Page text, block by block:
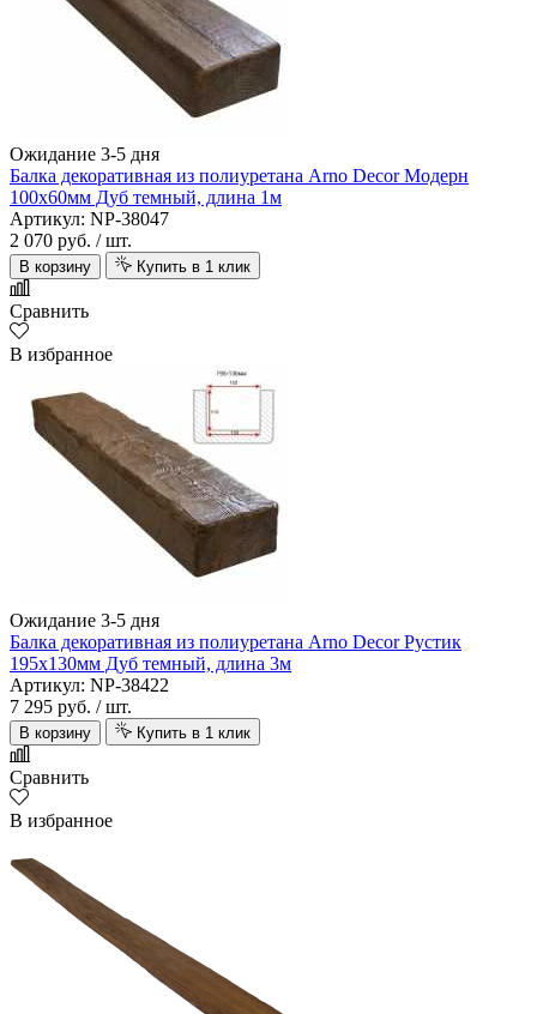
Ожидание 3-5 дня
Балка декоративная из полиуретана Arno Decor Модерн
100х60мм Дуб темный, длина 1м
Артикул: NP-38047
2 070 руб. / шт.
В корзину Купить в 1 клик
Сравнить
В избранное
Ожидание 3-5 дня
Балка декоративная из полиуретана Arno Decor Рустик
195х130мм Дуб темный, длина 3м
Артикул: NP-38422
7 295 руб. / шт.
В корзину Купить в 1 клик
Сравнить
В избранное